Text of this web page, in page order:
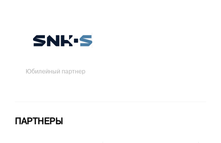
Юбилейный партнер
ПАРТНЕРЫ